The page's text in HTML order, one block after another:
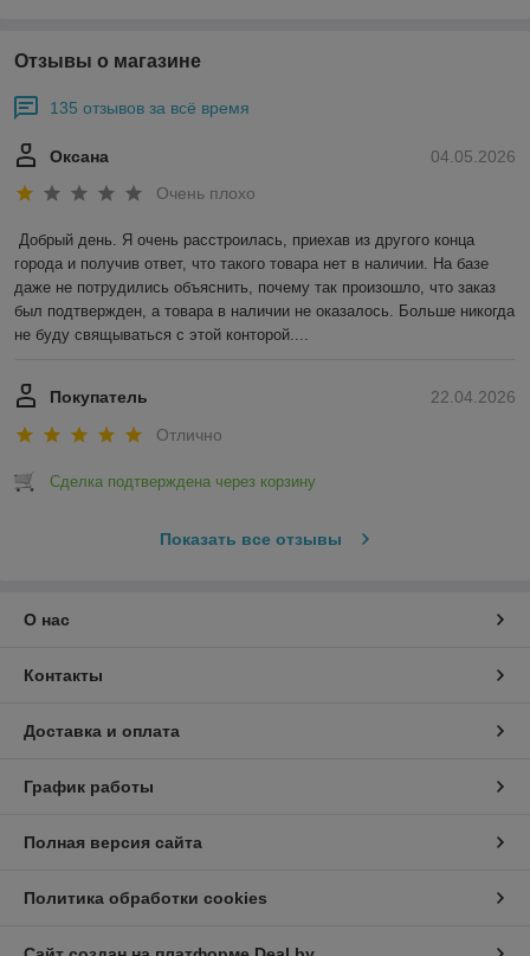
Отзывы о магазине
135 отзывов за всё время
04.05.2026
Оксана
Очень плохо
Добрый день. Я очень расстроилась, приехав из другого конца
города и получив ответ, что такого товара нет в наличии. На базе
даже не потрудились объяснить, почему так произошло, что заказ
был подтвержден, а товара в наличии не оказалось. Больше никогда
не буду свящываться с этой конторой....
22.04.2026
Покупатель
Отлично
Сделка подтверждена через корзину
Показать все отзывы
О нас
Контакты
Доставка и оплата
График работы
Полная версия сайта
Политика обработки cookies